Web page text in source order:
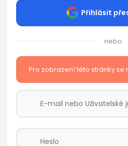
Přihlásit
nebo
Pro zobrazení této stránky se